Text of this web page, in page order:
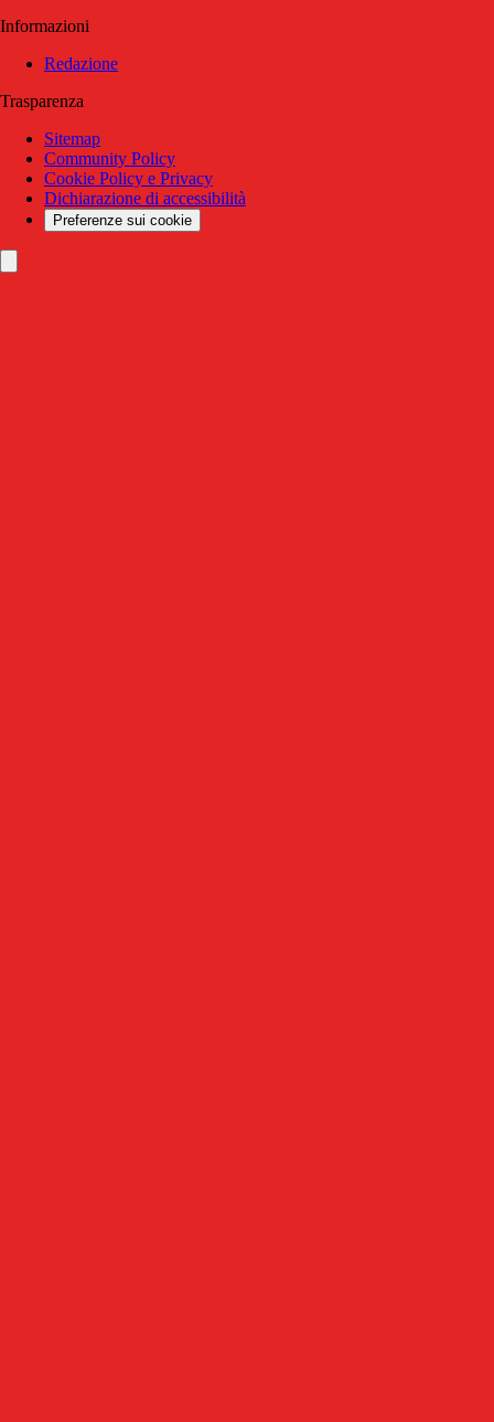
Informazioni
Redazione
Trasparenza
Sitemap
Community Policy
Cookie Policy e Privacy
Dichiarazione di accessibilità
Preferenze sui cookie